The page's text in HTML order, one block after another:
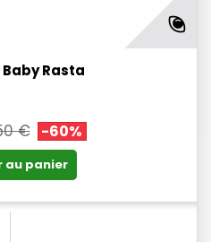
Rasta
€ -60%
au panier